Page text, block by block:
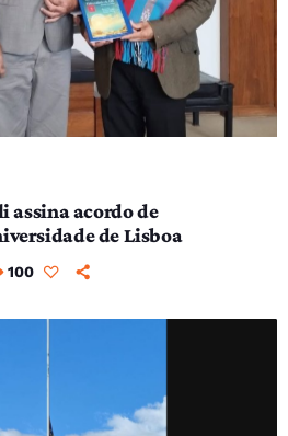
assina acordo de
de Lisboa
100